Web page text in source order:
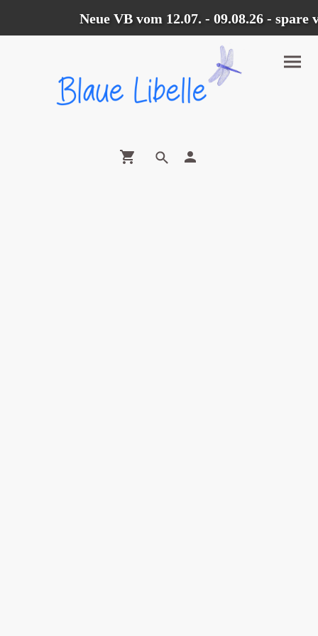
Neue VB vom 12.07. - 09.08.26 - spare